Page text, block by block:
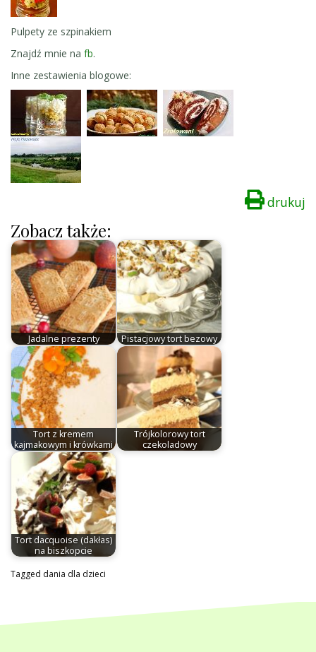
Pulpety ze szpinakiem
Znajdź mnie na fb.
Inne zestawienia blogowe:
drukuj
Zobacz także:
Jadalne prezenty Pistacjowy tort bezowy
Tort z kremem
kajmakowym i krówkami
Trójkolorowy tort
czekoladowy
Tort dacquoise (dakłas)
na biszkopcie
Tagged dania dla dzieci